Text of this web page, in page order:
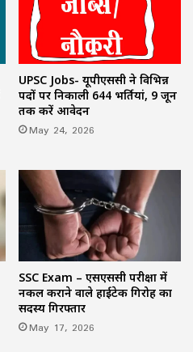
UPSC Jobs- यूपीएससी ने विभिन्न
पदों पर निकाली 644 भर्तियां, 9 जून
तक करें आवेदन
May 24, 2026
SSC Exam – एसएससी परीक्षा में
नकल कराने वाले हाईटेक गिरोह का
सदस्य गिरफ्तार
May 17, 2026